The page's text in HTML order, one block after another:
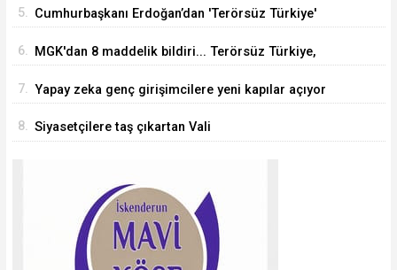
5. Cumhurbaşkanı Erdoğan’dan 'Terörsüz Türkiye'
6. MGK'dan 8 maddelik bildiri... Terörsüz Türkiye,
7. Yapay zeka genç girişimcilere yeni kapılar açıyor
8. Siyasetçilere taş çıkartan Vali